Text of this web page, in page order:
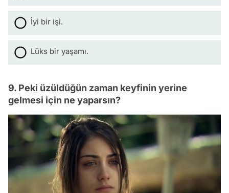
İyi bir işi.
Lüks bir yaşamı.
9. Peki üzüldüğün zaman keyfinin yerine
gelmesi için ne yaparsın?